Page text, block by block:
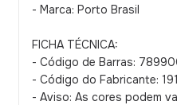
- Marca: Porto Brasil
FICHA TÉCNICA:
- Código de Barras:
- Código do Fabricante:
- Aviso: As cores podem